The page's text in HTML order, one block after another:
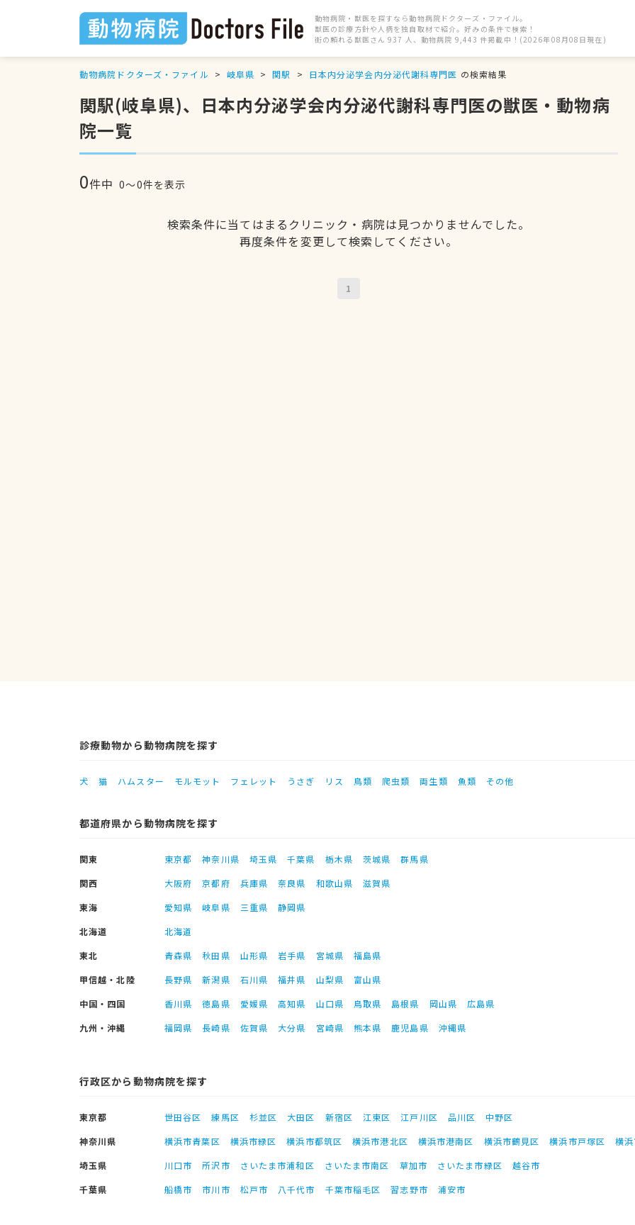
動物病院・獣医を探すなら動物病院ドクターズ・ファイル。
獣医の診療方針や人柄を独自取材で紹介。好みの条件で検索！
街の頼れる獣医さん 937 人、動物病院 9,443 件掲載中！(2026年08月08日現在)
動物病院ドクターズ・ファイル 岐阜県 関駅 日本内分泌学会内分泌代謝科専門医 の検索結果
関駅(岐阜県)、日本内分泌学会内分泌代謝科専門医の獣医・動物病
院一覧
0件中 0〜0件を表示
検索条件に当てはまるクリニック・病院は見つかりませんでした。
再度条件を変更して検索してください。
1
診療動物から動物病院を探す
犬 猫 ハムスター モルモット フェレット うさぎ リス 鳥類 爬虫類 両生類 魚類 その他
都道府県から動物病院を探す
関東 東京都 神奈川県 埼玉県 千葉県 栃木県 茨城県
群馬県
関西
大阪府 京都府 兵庫県 奈良県 和歌山県
滋賀県
東海
愛知県 岐阜県 三重県
静岡県
北海道
北海道
東北
青森県 秋田県 山形県 岩手県 宮城県
福島県
甲信越・北陸
長野県 新潟県 石川県 福井県 山梨県
富山県
中国・四国
香川県 徳島県 愛媛県 高知県 山口県 鳥取県 島根県 岡山県
広島県
九州・沖縄
福岡県 長崎県 佐賀県 大分県 宮崎県 熊本県 鹿児島県 沖縄県
行政区から動物病院を探す
東京都 世田谷区 練馬区 杉並区 大田区 新宿区 江東区 江戸川区 品川区
中野区
神奈川県
横浜市青葉区 横浜市緑区 横浜市都筑区 横浜市港北区 横浜市港南区 横浜市鶴見区 横浜市戸塚区
横
埼玉県
川口市 所沢市 さいたま市浦和区 さいたま市南区 草加市 さいたま市緑区
越谷市
千葉県
船橋市 市川市 松戸市 八千代市 千葉市稲毛区 習志野市 浦安市